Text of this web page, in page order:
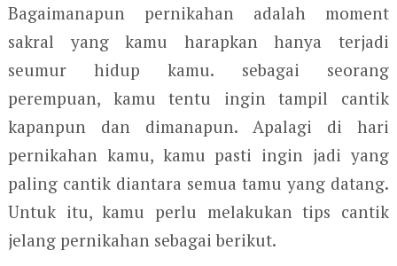
Bagaimanapun pernikahan adalah moment
sakral yang kamu harapkan hanya terjadi
seumur hidup kamu. sebagai seorang
perempuan, kamu tentu ingin tampil cantik
kapanpun dan dimanapun. Apalagi di hari
pernikahan kamu, kamu pasti ingin jadi yang
paling cantik diantara semua tamu yang datang.
Untuk itu, kamu perlu melakukan tips cantik
jelang pernikahan sebagai berikut.